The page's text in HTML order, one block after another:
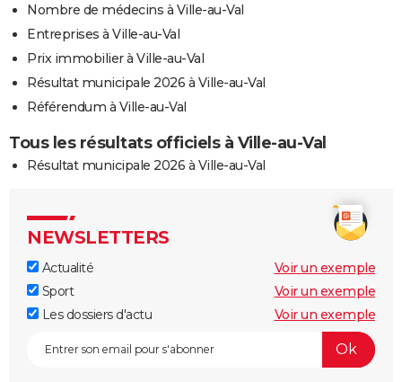
Nombre de médecins à Ville-au-Val
Entreprises à Ville-au-Val
Prix immobilier à Ville-au-Val
Résultat municipale 2026 à Ville-au-Val
Référendum à Ville-au-Val
Tous les résultats officiels à Ville-au-Val
Résultat municipale 2026 à Ville-au-Val
NEWSLETTERS
Actualité
Voir un exemple
Sport
Voir un exemple
Les dossiers d'actu
Voir un exemple